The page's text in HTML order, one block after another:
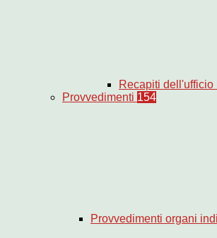
Recapiti
Provvedimenti 154
Provvedimenti organi